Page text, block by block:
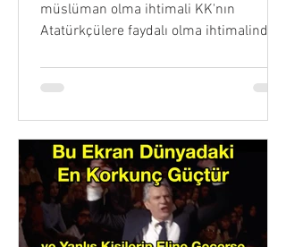
müslüman olma ihtimali KK'nın
Atatürkçülere faydalı olma ihtimalinden